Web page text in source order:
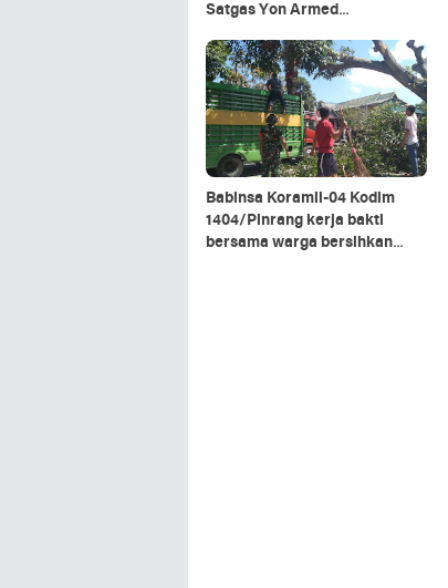
Satgas Yon Armed
Rescue Dan PT MA/BDRMS
Babinsa Koramil-04 Kodim
1404/Pinrang kerja bakti
bersama warga bersihkan